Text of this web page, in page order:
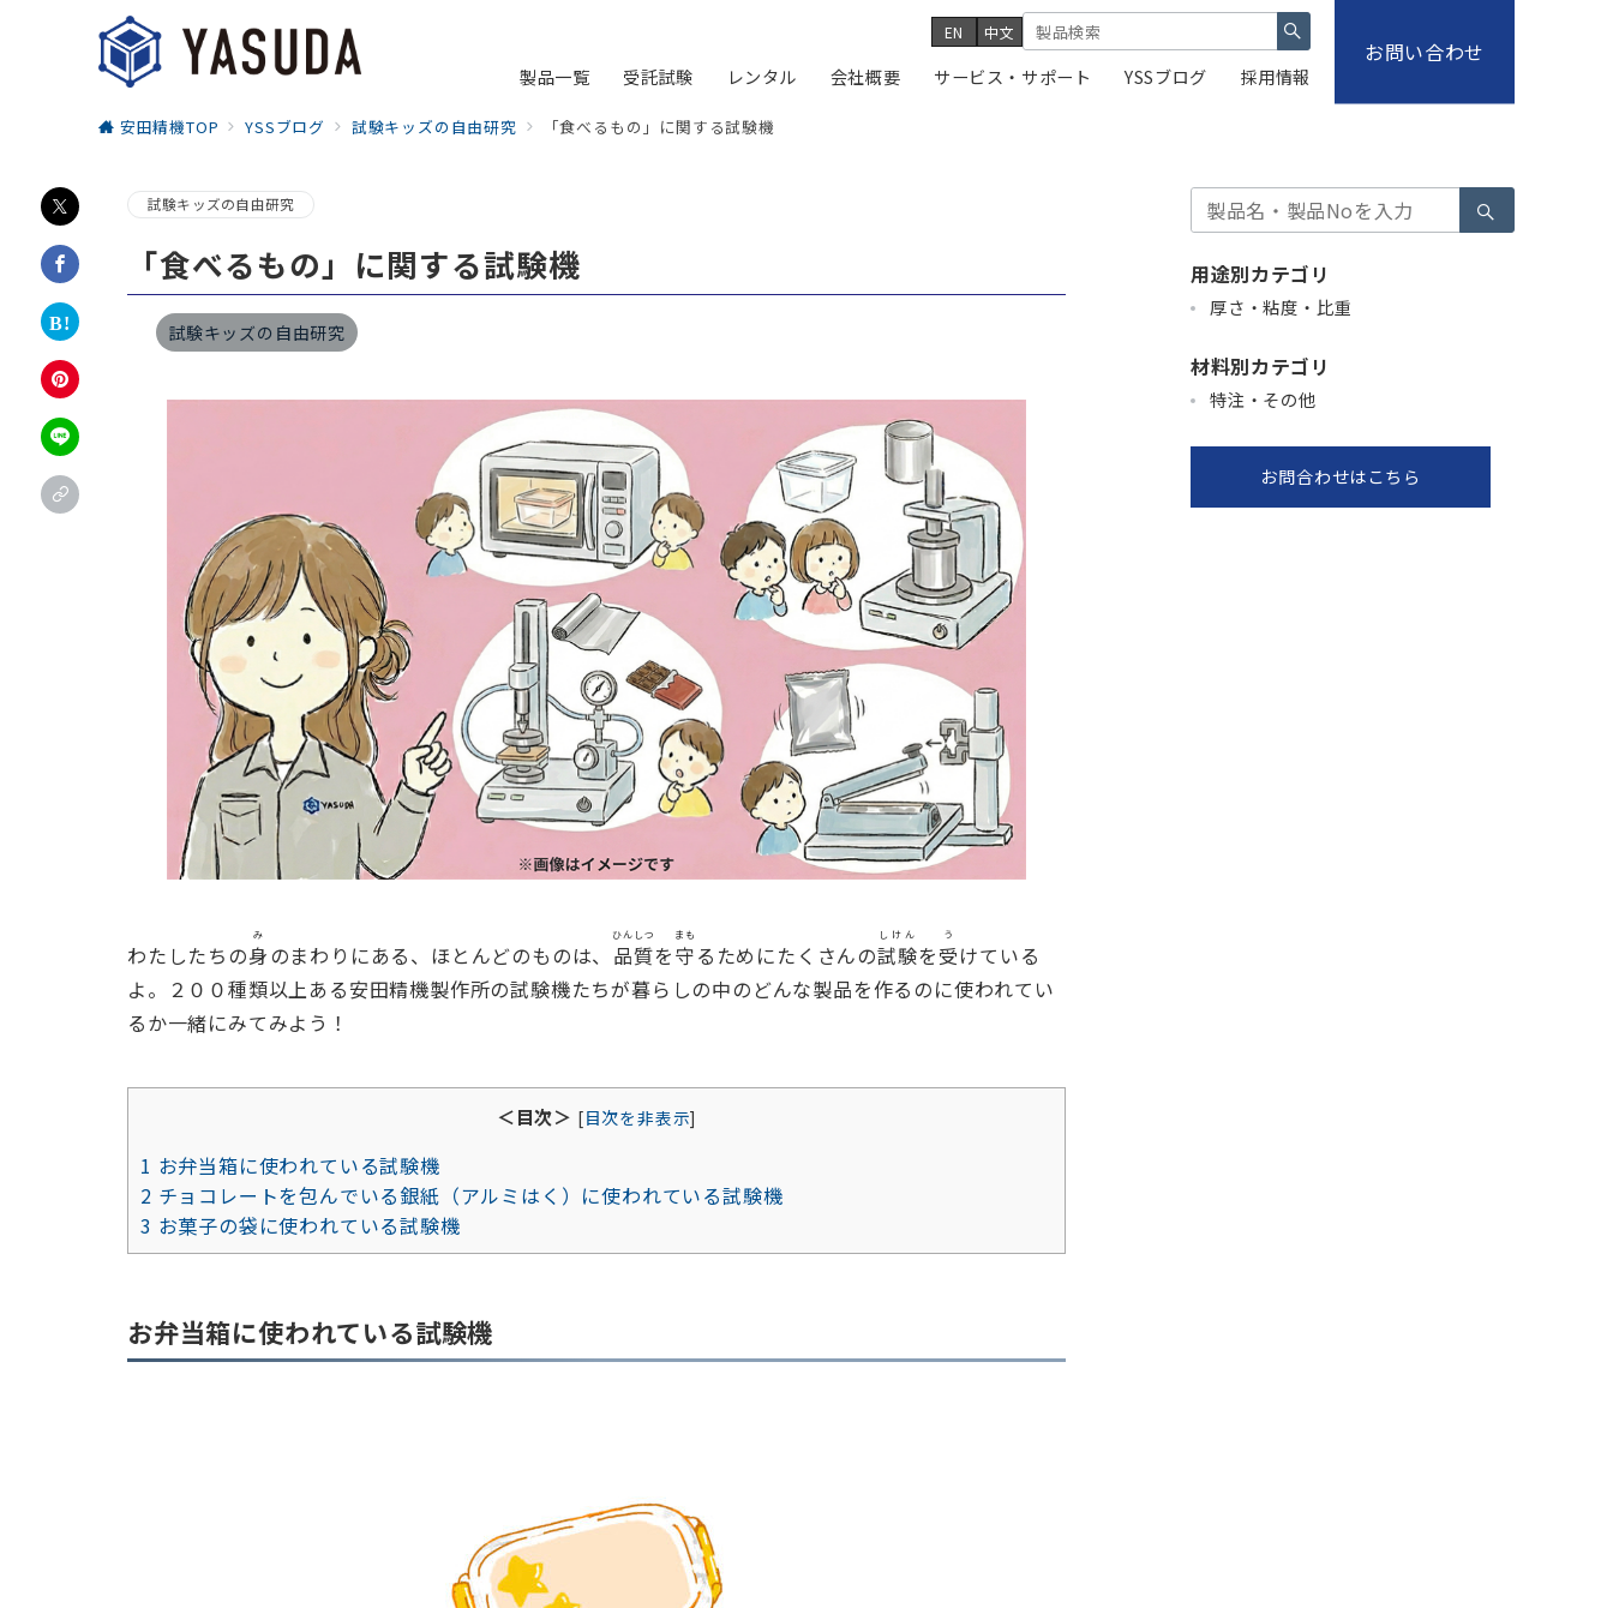
EN 中文
製品一覧 受託試験 レンタル 会社概要 サービス・サポート YSSブログ 採用情報
お問い合わせ
安田精機TOP YSSブログ 試験キッズの自由研究 「食べるもの」に関する試験機
試験キッズの自由研究
「食べるもの」に関する試験機
試験キッズの自由研究
わたしたちの身
み
のまわりにある、ほとんどのものは、 品質
ひんしつ
を守
まも
るためにたくさんの試験
しけん
を受
う
けている
よ。２００種類以上ある安田精機製作所の試験機たちが暮らしの中のどんな製品を作るのに使われてい
るか一緒にみてみよう！
＜目次＞ [目次を非表示]
1 お弁当箱に使われている試験機
2 チョコレートを包んでいる銀紙（アルミはく）に使われている試験機
3 お菓子の袋に使われている試験機
お弁当箱に使われている試験機
検
索
用途別カテゴリ
厚さ・粘度・比重
材料別カテゴリ
特注・その他
お問合わせはこちら